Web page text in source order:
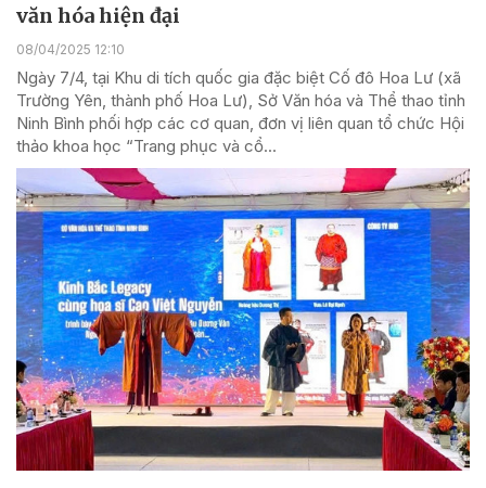
văn hóa hiện đại
08/04/2025 12:10
Ngày 7/4, tại Khu di tích quốc gia đặc biệt Cố đô Hoa Lư (xã
Trường Yên, thành phố Hoa Lư), Sở Văn hóa và Thể thao tỉnh
Ninh Bình phối hợp các cơ quan, đơn vị liên quan tổ chức Hội
thảo khoa học “Trang phục và cổ...